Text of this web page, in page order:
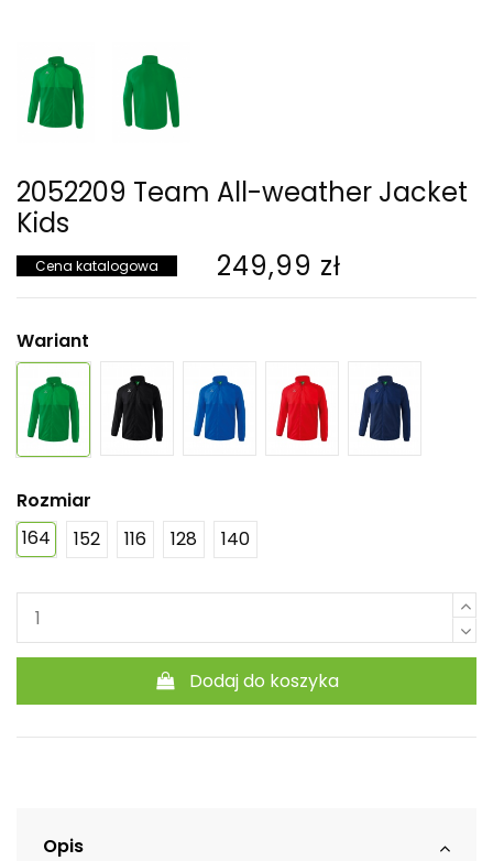
2052209 Team All-weather Jacket
Kids
Cena katalogowa 249,99 zł
Wariant
Rozmiar
164
152 116 128 140
Dodaj do koszyka
Opis